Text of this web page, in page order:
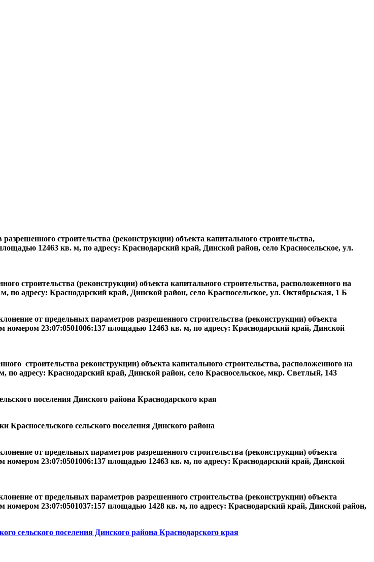
строительства (реконструкции) объекта капитального строительства,
12463 кв. м, по адресу: Краснодарский край, Динской район, село Красносельское, ул.
строительства (реконструкции) объекта капитального строительства, расположенного на
адресу: Краснодарский край, Динской район, село Красносельское, ул. Октябрьская, 1 Б
от предельных параметров разрешенного строительства (реконструкции) объекта
номером 23:07:0501006:137 площадью 12463 кв. м, по адресу: Краснодарский край, Динской
строительства реконструкции) объекта капитального строительства, расположенного на
адресу: Краснодарский край, Динской район, село Красносельское, мкр. Светлый, 143
поселения Динского района Краснодарского края
Красносельского сельского поселения Динского района
от предельных параметров разрешенного строительства (реконструкции) объекта
номером 23:07:0501006:137 площадью 12463 кв. м, по адресу: Краснодарский край, Динской
от предельных параметров разрешенного строительства (реконструкции) объекта
номером 23:07:0501037:157 площадью 1428 кв. м, по адресу: Краснодарский край, Динской район,
сельского поселения Динского района Краснодарского края